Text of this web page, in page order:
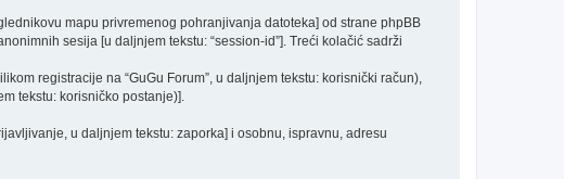
mapu privremenog pohranjivanja datoteka] od strane phpBB
sesija [u daljnjem tekstu: “session-id”]. Treći kolačić sadrži
registracije na “GuGu Forum”, u daljnjem tekstu: korisnički račun),
tekstu: korisničko postanje)].
u daljnjem tekstu: zaporka] i osobnu, ispravnu, adresu